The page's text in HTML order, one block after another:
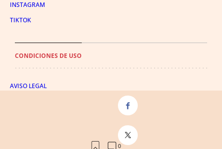
INSTAGRAM
TIKTOK
CONDICIONES DE USO
AVISO LEGAL